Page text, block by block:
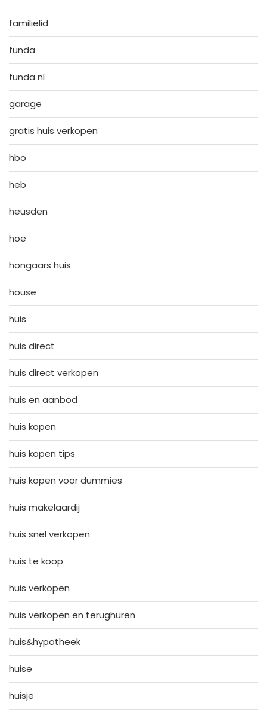
familielid
funda
funda nl
garage
gratis huis verkopen
hbo
heb
heusden
hoe
hongaars huis
house
huis
huis direct
huis direct verkopen
huis en aanbod
huis kopen
huis kopen tips
huis kopen voor dummies
huis makelaardij
huis snel verkopen
huis te koop
huis verkopen
huis verkopen en terughuren
huis&hypotheek
huise
huisje